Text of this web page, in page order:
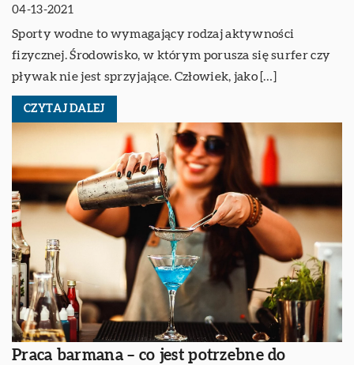
04-13-2021
Sporty wodne to wymagający rodzaj aktywności
fizycznej. Środowisko, w którym porusza się surfer czy
pływak nie jest sprzyjające. Człowiek, jako […]
CZYTAJ DALEJ
Praca barmana – co jest potrzebne do